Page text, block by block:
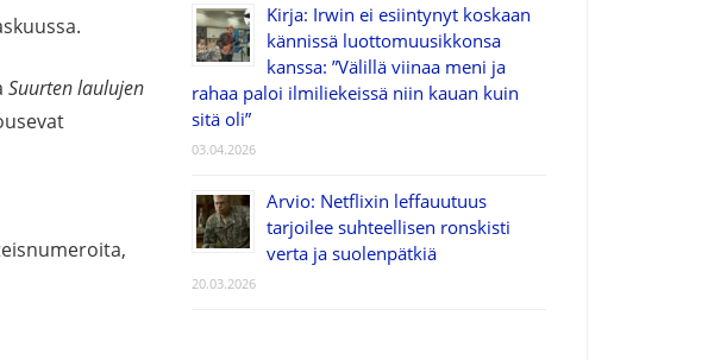
Suurten laulujen
Kirja: Irwin ei esiintynyt koskaan
kännissä luottomuusikkonsa
kanssa: ”Välillä viinaa meni ja
rahaa paloi ilmiliekeissä niin kauan kuin
sitä oli”
03.04.2026
Arvio: Netflixin leffauutuus
tarjoilee suhteellisen ronskisti
verta ja suolenpätkiä
20.03.2026